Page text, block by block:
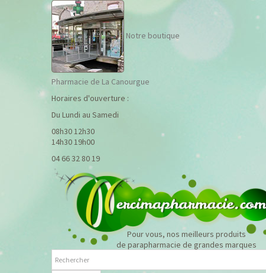
Notre boutique
Pharmacie de La Canourgue
Horaires d'ouverture :
Du Lundi au Samedi
08h30 12h30
14h30 19h00
04 66 32 80 19
Pour vous, nos meilleurs produits
de parapharmacie de grandes marques